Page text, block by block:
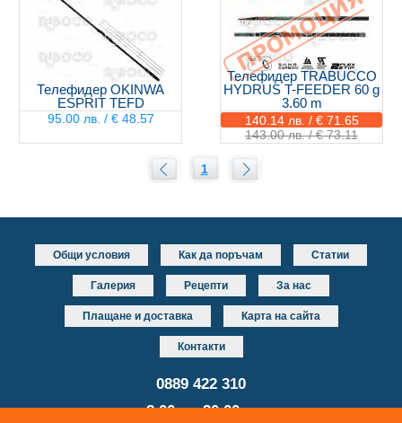
Телефидер OKINWA
ESPRIT TEFD
95.00 лв. / € 48.57
Телефидер TRABUCCO
HYDRUS T-FEEDER 60 g
3.60 m
140.14 лв. / € 71.65
143.00 лв. / € 73.11
1
Общи условия Как да поръчам Статии
Галерия Рецепти За нас
Плащане и доставка Карта на сайта
Контакти
0889 422 310
от 8.00 до 20.00 часа